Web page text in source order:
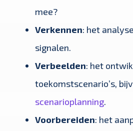
mee?
Verkennen: het
signalen.
Verbeelden: het
toekomstscenario’s,
scenarioplanning.
Voorbereiden: het